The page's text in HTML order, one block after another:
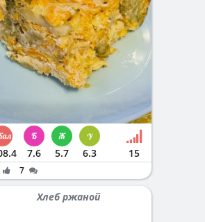
7.6 5.7 6.3 15
7
Хлеб ржаной